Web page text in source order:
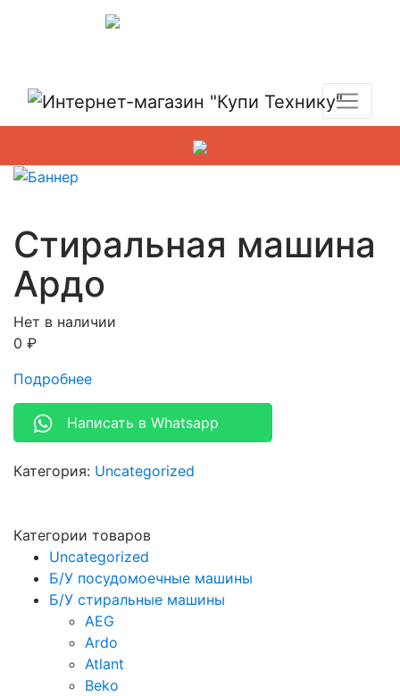
Стиральная машина
Ардо
Нет в наличии
0 ₽
Подробнее
Написать в Whatsapp
Категория: Uncategorized
Категории товаров
Uncategorized
Б/У посудомоечные машины
Б/У стиральные машины
AEG
Ardo
Atlant
Beko